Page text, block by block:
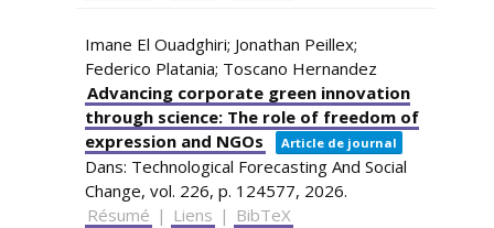
Imane El Ouadghiri; Jonathan Peillex;
Federico Platania; Toscano Hernandez
Advancing corporate green innovation
through science: The role of freedom of
expression and NGOs
Article de journal
Dans: Technological Forecasting And Social
Change, vol. 226, p. 124577, 2026.
Résumé | Liens | BibTeX